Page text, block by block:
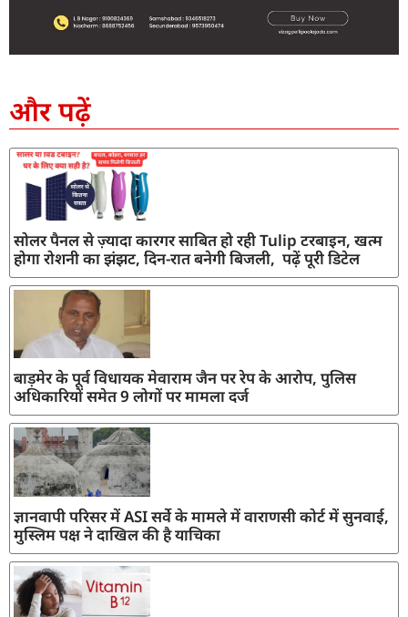
और पढ़ें
सोलर पैनल से ज़्यादा कारगर साबित हो रही Tulip टरबाइन, खत्म
होगा रोशनी का झंझट, दिन-रात बनेगी बिजली, पढ़ें पूरी डिटेल
बाड़मेर के पूर्व विधायक मेवाराम जैन पर रेप के आरोप, पुलिस
अधिकारियों समेत 9 लोगों पर मामला दर्ज
ज्ञानवापी परिसर में ASI सर्वे के मामले में वाराणसी कोर्ट में सुनवाई,
मुस्लिम पक्ष ने दाखिल की है याचिका